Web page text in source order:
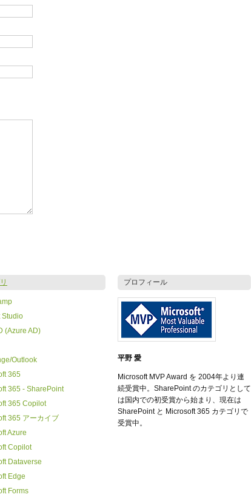
Studio
(Azure AD)
Outlook
365
365 - SharePoint
365 Copilot
365 アーカイブ
Azure
Copilot
Dataverse
Edge
Forms
プロフィール
平野 愛
Microsoft MVP Award を 2004年より連
続受賞中。SharePoint のカテゴリとして
は国内での初受賞から始まり、現在は
SharePoint と Microsoft 365 カテゴリで
受賞中。